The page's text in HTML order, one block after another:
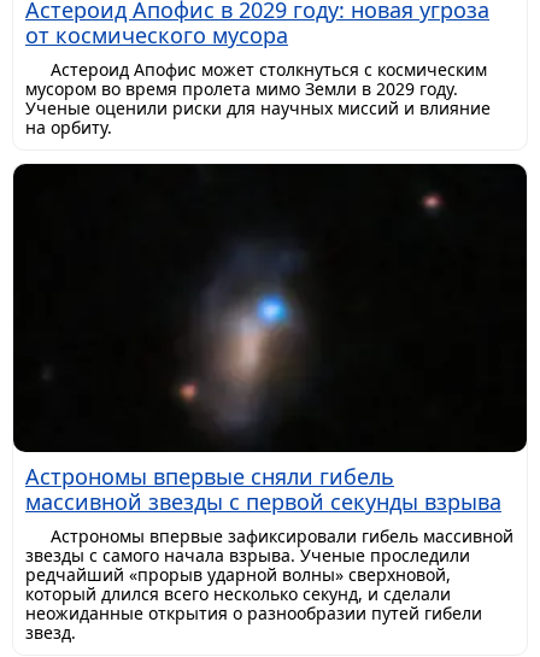
Астероид Апофис в 2029 году: новая угроза
от космического мусора
Астероид Апофис может столкнуться с космическим
мусором во время пролета мимо Земли в 2029 году.
Ученые оценили риски для научных миссий и влияние
на орбиту.
Астрономы впервые сняли гибель
массивной звезды с первой секунды взрыва
Астрономы впервые зафиксировали гибель массивной
звезды с самого начала взрыва. Ученые проследили
редчайший «прорыв ударной волны» сверхновой,
который длился всего несколько секунд, и сделали
неожиданные открытия о разнообразии путей гибели
звезд.